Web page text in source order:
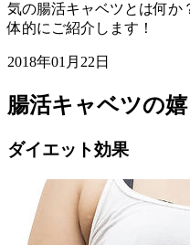
気の腸活キャベツとは何か
体的にご紹介します！
2018年01月22日
腸活キャベツの
ダイエット効果